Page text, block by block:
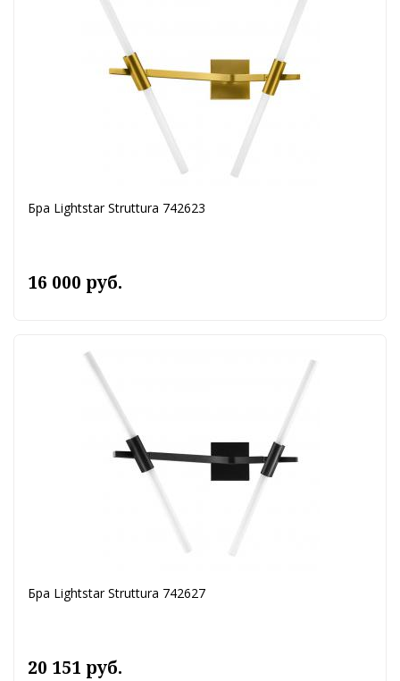
Бра Lightstar Struttura 742623
16 000 руб.
Бра Lightstar Struttura 742627
20 151 руб.